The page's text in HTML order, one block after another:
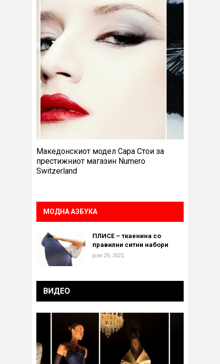
Македонскиот модел Сара Стои за
престижниот магазин Numero
Switzerland
МОДНА АЗБУКА
ПЛИСЕ – ткаенина со
правилни ситни набори
јули 29, 2021
ВИДЕО